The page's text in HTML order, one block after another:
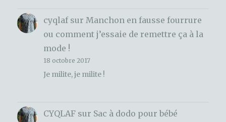
cyqlafsur Manchon en fausse fourrure
ou comment j’essaie de remettre ça à la
mode !
18 octobre 2017
Je milite, je milite !
CYQLAF sur Sac à dodo pour bébé